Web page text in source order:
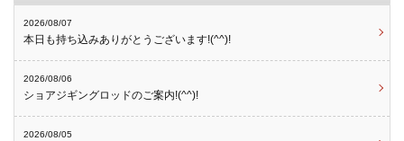
2026/08/07
本日も持ち込みありがとうございます!(^^)!
2026/08/06
ショアジギングロッドのご案内!(^^)!
2026/08/05